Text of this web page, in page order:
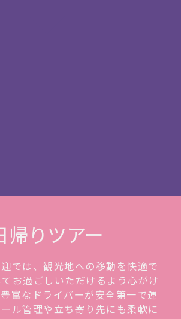
帰りツアー
では、観光地への移動を快適で
お過ごしいただけるよう心がけ
富なドライバーが安全第一で運
ル管理や立ち寄り先にも柔軟に